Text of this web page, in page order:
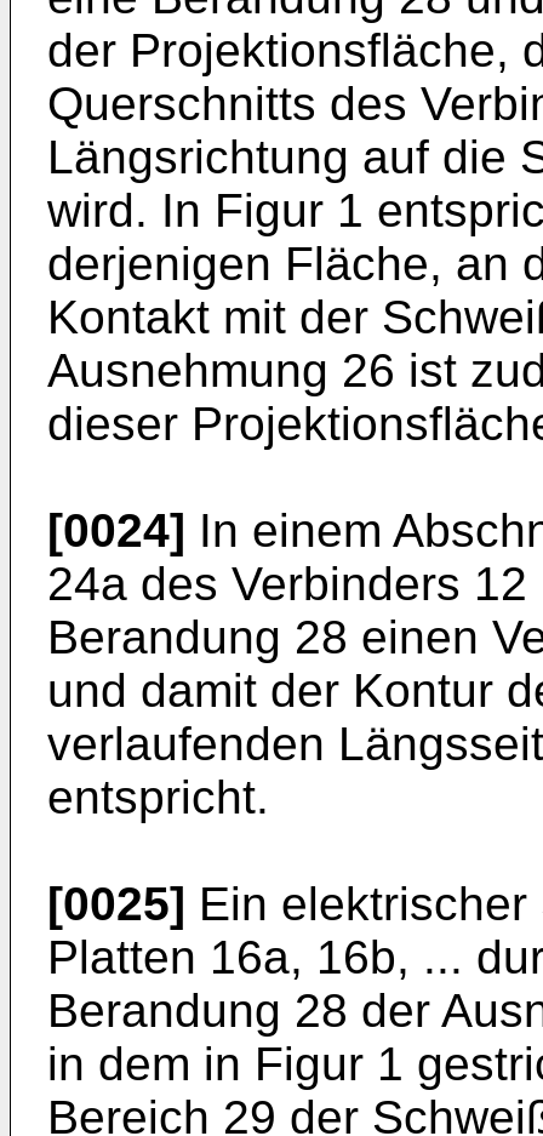
der Projektionsfläche,
Querschnitts des
Längsrichtung auf die
wird. In Figur 1
derjenigen Fläche, an
Kontakt mit der
Ausnehmung 26 ist
dieser
[0024] In einem
24a des Verbinders
Berandung 28 einen
und damit der Kontur
verlaufenden
entspricht.
[0025] Ein
Platten 16a, 16b, ...
Berandung 28 der
in dem in Figur 1
Bereich 29 der